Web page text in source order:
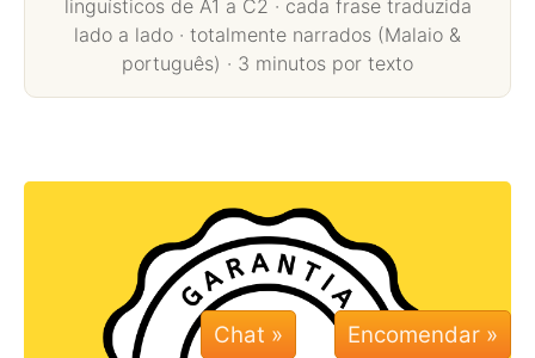
linguísticos de A1 a C2 · cada frase traduzida
lado a lado · totalmente narrados (Malaio &
português) · 3 minutos por texto
Chat »